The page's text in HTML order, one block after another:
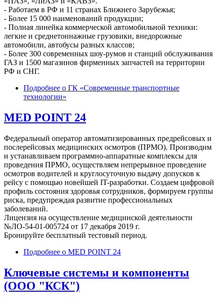
- Работаем в РФ и 11 странах Ближнего Зарубежья;
- Более 15 000 наименований продукции;
- Полная линейка коммерческой автомобильной техники:
легкие и среднетоннажные грузовики, внедорожные
автомобили, автобусы разных классов;
- Более 300 современных шоу-румов и станций обслуживания
ГАЗ и 1500 магазинов фирменных запчастей на территории
РФ и СНГ.
Подробнее о ГК «Современные транспортные
технологии»
MED POINT 24
Федеральный оператор автоматизированных предрейсовых и
послерейсовых медицинских осмотров (ПРМО). Производим
и устанавливаем программно-аппаратные комплексы для
проведения ПРМО, осуществляем непрерывное проведение
осмотров водителей и круглосуточную выдачу допусков к
рейсу с помощью новейшей IT-разработки. Создаем цифровой
профиль состояния здоровья сотрудников, формируем группы
риска, предупреждая развитие профессиональных
заболеваний.
Лицензия на осуществление медицинской деятельности
№ЛО-54-01-005724 от 17 декабря 2019 г.
Бронируйте бесплатный тестовый период.
Подробнее о MED POINT 24
Ключевые системы и компоненты
(ООО "КСК")